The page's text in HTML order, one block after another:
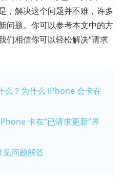
，解决这个问题并不难，许多
问题。你可以参考本文中的方
们相信你可以轻松解决“请求
么？为什么 iPhone 会卡在
卡在“已请求更新”界
见问题解答